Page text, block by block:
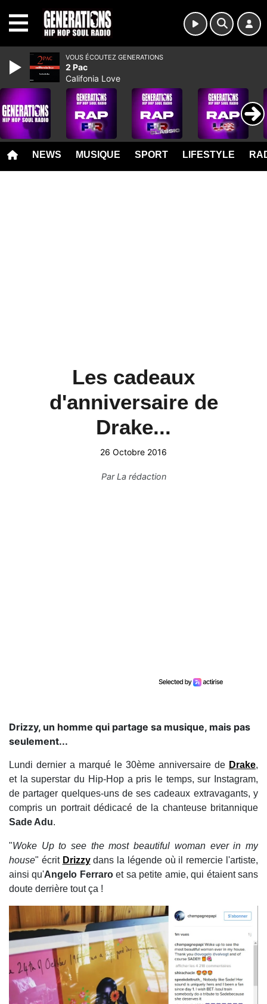
NEWS MUSIQUE SPORT LIFESTYLE
Les cadeaux
d'anniversaire de
Drake...
26 Octobre 2016
ParLa rédaction
Drizzy, un homme qui partage sa musique, mais pas
seulement...
Lundi dernier a marqué le 30ème anniversaire de Drake,
et la superstar du Hip-Hop a pris le temps, sur Instagram,
de partager quelques-uns de ses cadeaux extravagants, y
compris un portrait dédicacé de la chanteuse britannique
Sade Adu.
"Woke Up to see the most beautiful woman ever in my
house" écrit Drizzydans la légende où il remercie l'artiste,
ainsi qu'Angelo Ferraroet sa petite amie, qui étaient sans
doute derrière tout ça !
VOUS ÉCOUTEZ GENERATIONS
2 Pac
Califonia Love